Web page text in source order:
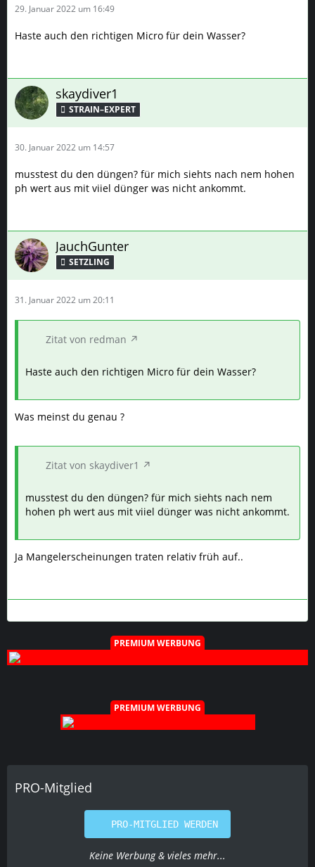
29. Januar 2022 um 16:49
Haste auch den richtigen Micro für dein Wasser?
skaydiver1
STRAIN–EXPERT
30. Januar 2022 um 14:57
musstest du den düngen? für mich siehts nach nem hohen
ph wert aus mit viiel dünger was nicht ankommt.
JauchGunter
SETZLING
31. Januar 2022 um 20:11
Zitat von redman
Haste auch den richtigen Micro für dein Wasser?
Was meinst du genau ?
Zitat von skaydiver1
musstest du den düngen? für mich siehts nach nem
hohen ph wert aus mit viiel dünger was nicht ankommt.
Ja Mangelerscheinungen traten relativ früh auf..
PREMIUM WERBUNG
PREMIUM WERBUNG
PRO-Mitglied
PRO-MITGLIED WERDEN
Keine Werbung & vieles mehr...